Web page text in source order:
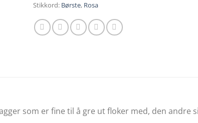
Stikkord: Børste, Rosa
som er fine til å gre ut floker med, den andre